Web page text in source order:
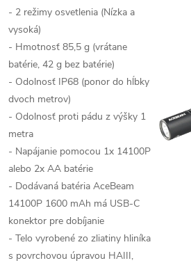
- 2 režimy osvetlenia (Nízka a
vysoká)
- Hmotnosť 85,5 g (vrátane
batérie, 42 g bez batérie)
- Odolnosť IP68 (ponor do hĺbky
dvoch metrov)
- Odolnosť proti pádu z výšky 1
metra
- Napájanie pomocou 1x 14100P
alebo 2x AA batérie
- Dodávaná batéria AceBeam
14100P 1600 mAh má USB-C
konektor pre dobíjanie
- Telo vyrobené zo zliatiny hliníka
s povrchovou úpravou HAIII,